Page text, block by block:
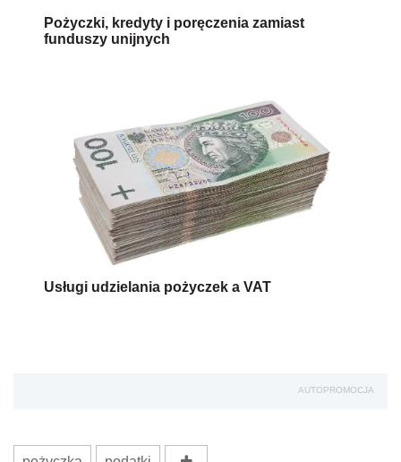
Pożyczki, kredyty i poręczenia zamiast
funduszy unijnych
Usługi udzielania pożyczek a VAT
AUTOPROMOCJA